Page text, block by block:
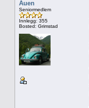
Auen
Seniormedlem
Innlegg: 355
Bosted: Grimstad